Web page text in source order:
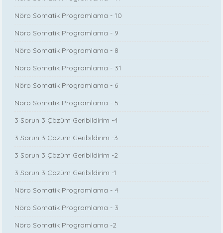
Nöro Somatik Programlama - 10
Nöro Somatik Programlama - 9
Nöro Somatik Programlama - 8
Nöro Somatik Programlama - 31
Nöro Somatik Programlama - 6
Nöro Somatik Programlama - 5
3 Sorun 3 Çözüm Geribildirim -4
3 Sorun 3 Çözüm Geribildirim -3
3 Sorun 3 Çözüm Geribildirim -2
3 Sorun 3 Çözüm Geribildirim -1
Nöro Somatik Programlama - 4
Nöro Somatik Programlama - 3
Nöro Somatik Programlama -2